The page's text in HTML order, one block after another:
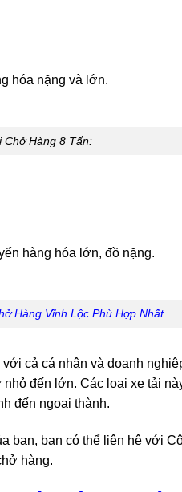
hóa nặng và lớn.
Chở Hàng 8 Tấn:
hàng hóa lớn, đồ nặng.
Hàng Vĩnh Lộc Phù Hợp Nhất
cả cá nhân và doanh
đến lớn. Các loại xe tải
đến ngoại thành.
bạn, bạn có thể liên hệ với
hàng.